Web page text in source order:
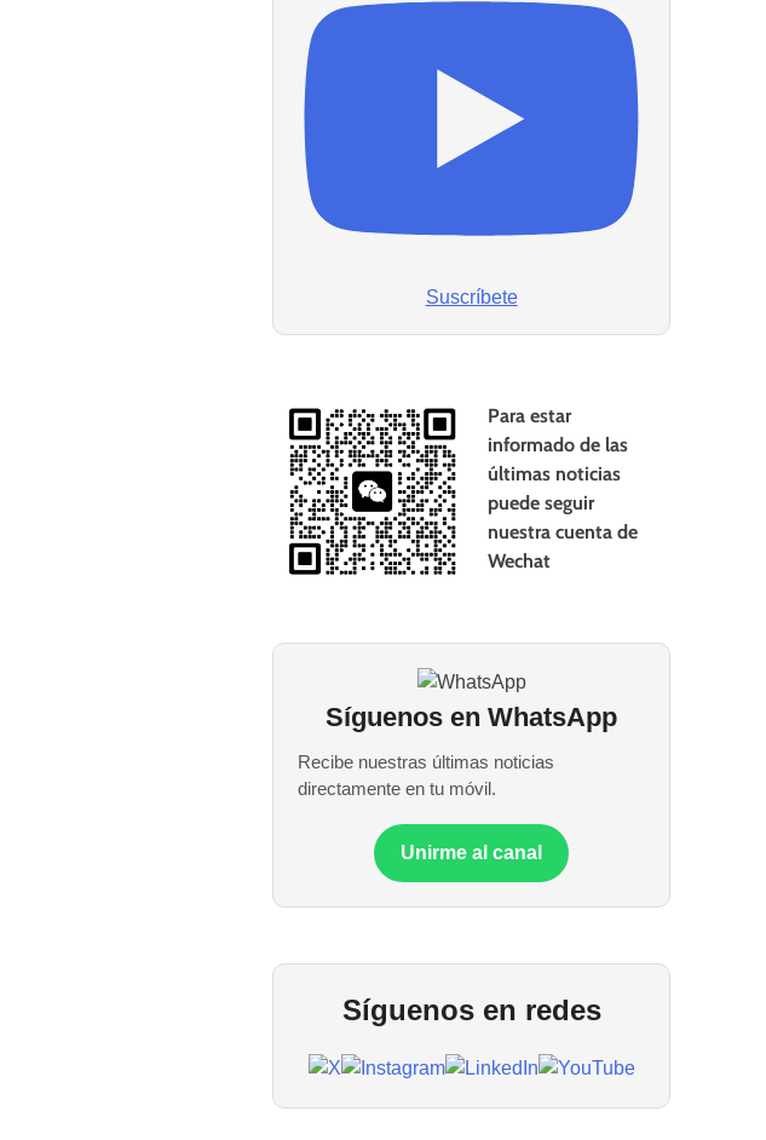
Suscríbete
Para estar
informado de las
últimas noticias
puede seguir
nuestra cuenta de
Wechat
Síguenos en WhatsApp
Recibe nuestras últimas noticias
directamente en tu móvil.
Unirme al canal
Síguenos en redes